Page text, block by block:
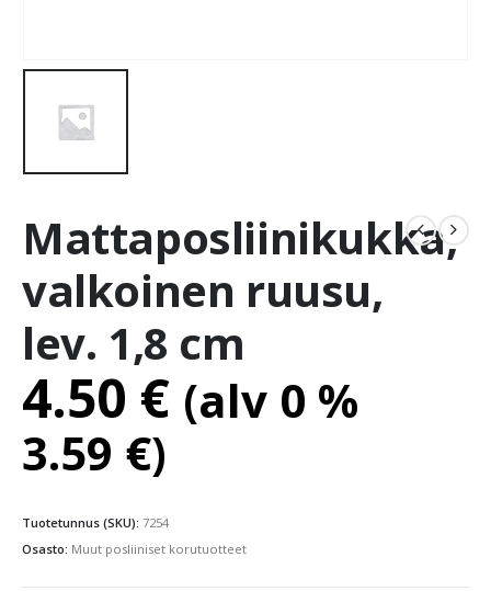
Mattaposliinikukka,
valkoinen ruusu,
lev. 1,8 cm
4.50 € (alv 0 %
3.59 €)
Tuotetunnus (SKU): 7254
Osasto: Muut posliiniset korutuotteet